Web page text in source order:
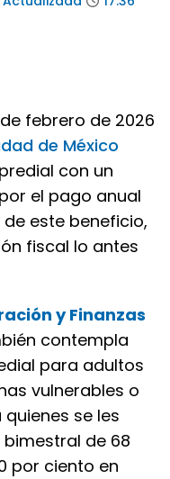
febrero de 2026
de México
con un
el pago anual
este beneficio,
fiscal lo antes
y Finanzas
contempla
para adultos
vulnerables o
se les
de 68
por ciento en